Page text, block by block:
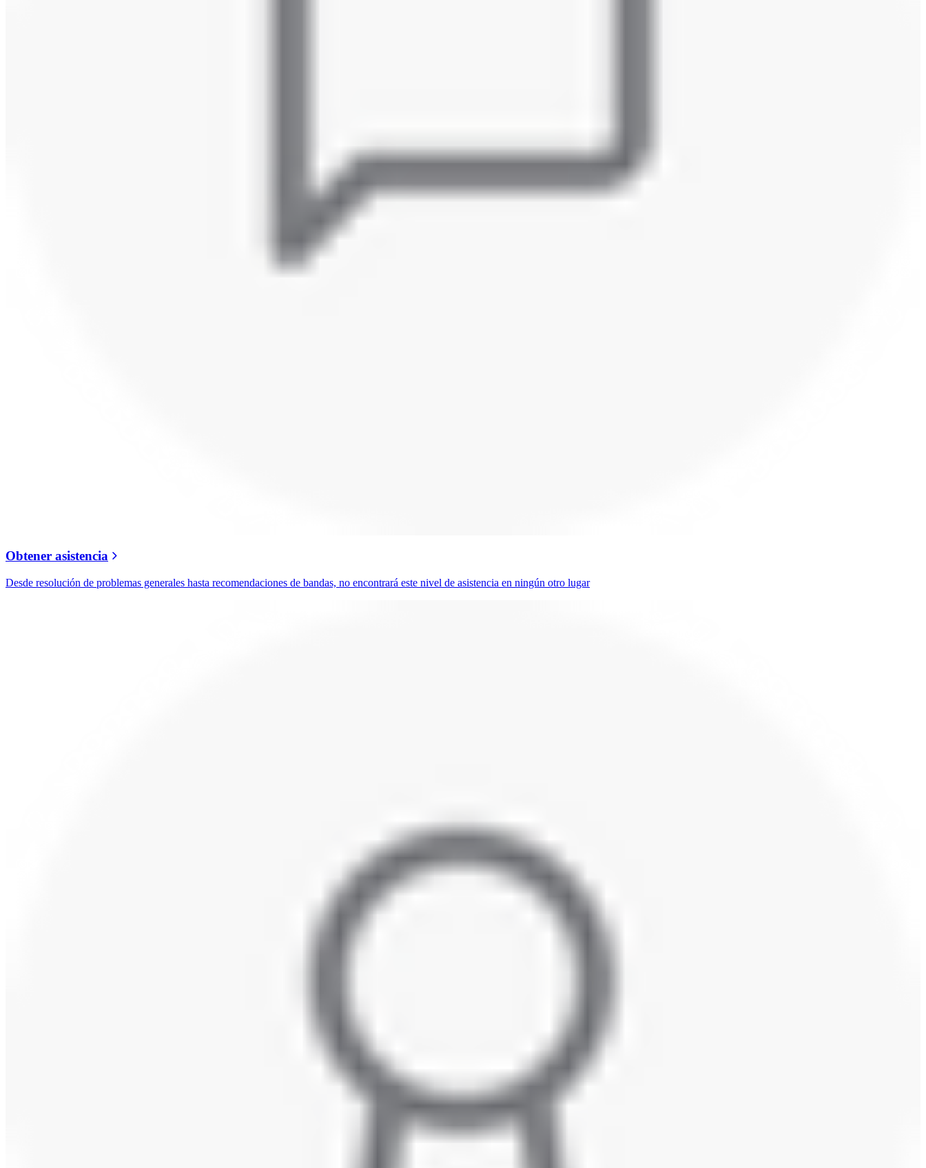
Obtener asistencia
Desde resolución de problemas generales hasta recomendaciones de bandas, no encontrará este nivel de asistencia en ningún otro lugar